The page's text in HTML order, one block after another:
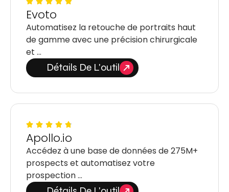
Evoto
Automatisez la retouche de portraits haut
de gamme avec une précision chirurgicale
et …
Détails De L'outil
Apollo.io
Accédez à une base de données de 275M+
prospects et automatisez votre
prospection …